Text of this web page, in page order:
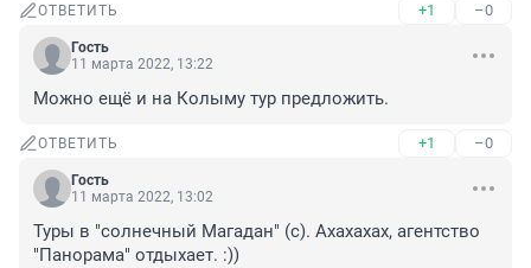
ОТВЕТИТЬ +1 –0
Гость
11 марта 2022, 13:22
Можно ещё и на Колыму тур предложить.
ОТВЕТИТЬ +1 –0
Гость
11 марта 2022, 13:02
Туры в "солнечный Магадан" (с). Ахахахах, агентство
"Панорама" отдыхает. :))